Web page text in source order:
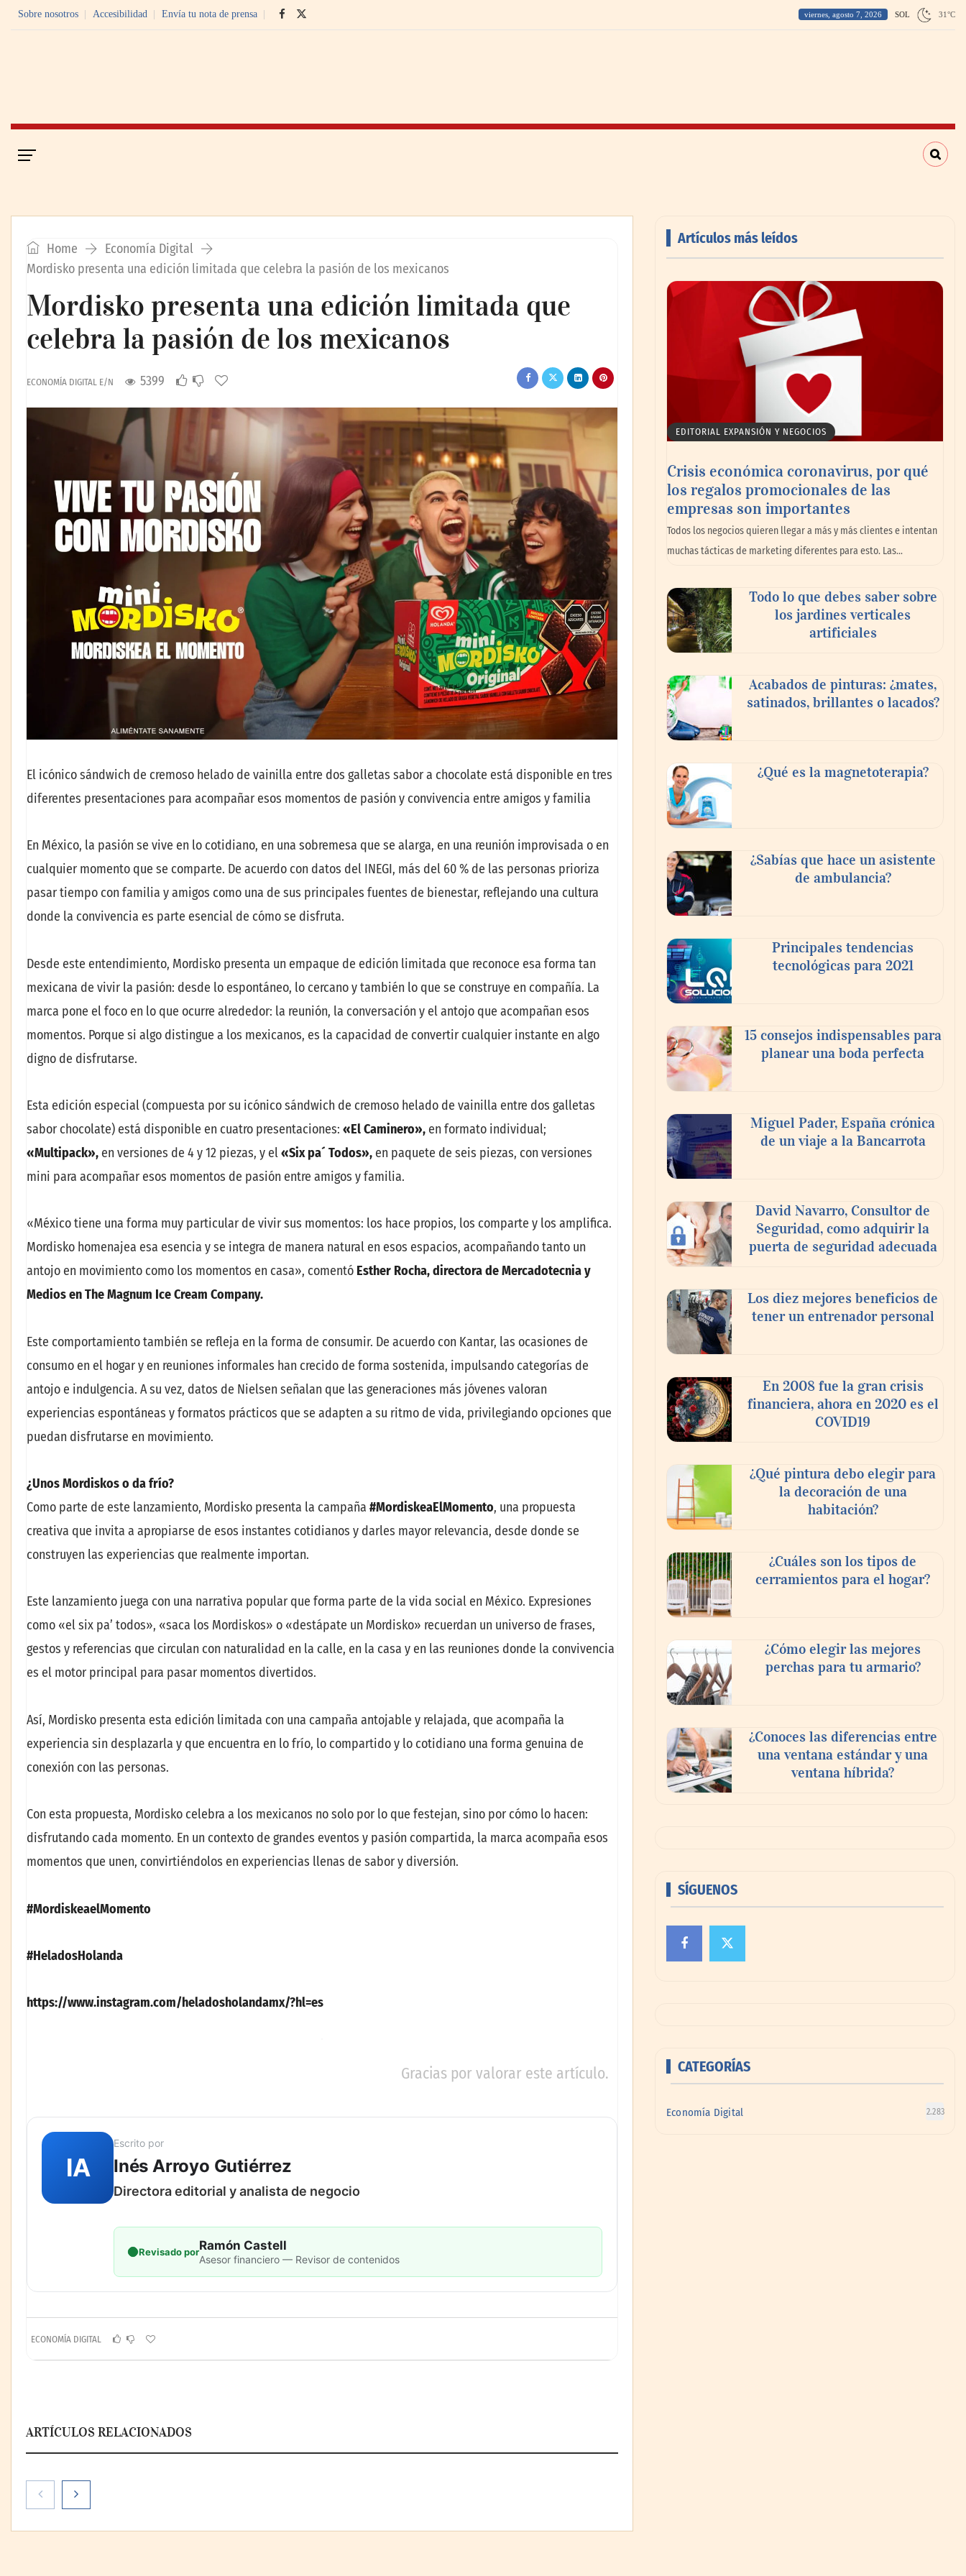
Sobre nosotros Accesibilidad Envía tu nota de prensa viernes, agosto 7, 2026 SOL 31°C
Home
Economía Digital
Mordisko presenta una edición limitada que celebra la pasión de los mexicanos
Mordisko presenta una edición limitada que
celebra la pasión de los mexicanos
ECONOMÍA DIGITAL E/N 5399
El icónico sándwich de cremoso helado de vainilla entre dos galletas sabor a chocolate está disponible en tres
diferentes presentaciones para acompañar esos momentos de pasión y convivencia entre amigos y familia
En México, la pasión se vive en lo cotidiano, en una sobremesa que se alarga, en una reunión improvisada o en
cualquier momento que se comparte. De acuerdo con datos del INEGI, más del 60 % de las personas prioriza
pasar tiempo con familia y amigos como una de sus principales fuentes de bienestar, reflejando una cultura
donde la convivencia es parte esencial de cómo se disfruta.
Desde este entendimiento, Mordisko presenta un empaque de edición limitada que reconoce esa forma tan
mexicana de vivir la pasión: desde lo espontáneo, lo cercano y también lo que se construye en compañía. La
marca pone el foco en lo que ocurre alrededor: la reunión, la conversación y el antojo que acompañan esos
momentos. Porque si algo distingue a los mexicanos, es la capacidad de convertir cualquier instante en algo
digno de disfrutarse.
Esta edición especial (compuesta por su icónico sándwich de cremoso helado de vainilla entre dos galletas
sabor chocolate) está disponible en cuatro presentaciones: «El Caminero», en formato individual;
«Multipack», en versiones de 4 y 12 piezas, y el«Six pa´ Todos», en paquete de seis piezas, con versiones
mini para acompañar esos momentos de pasión entre amigos y familia.
«México tiene una forma muy particular de vivir sus momentos: los hace propios, los comparte y los amplifica.
Mordisko homenajea esa esencia y se integra de manera natural en esos espacios, acompañando tanto un
antojo en movimiento como los momentos en casa», comentó Esther Rocha, directora de Mercadotecnia y
Medios en The Magnum Ice Cream Company.
Este comportamiento también se refleja en la forma de consumir. De acuerdo con Kantar, las ocasiones de
consumo en el hogar y en reuniones informales han crecido de forma sostenida, impulsando categorías de
antojo e indulgencia. A su vez, datos de Nielsen señalan que las generaciones más jóvenes valoran
experiencias espontáneas y formatos prácticos que se adapten a su ritmo de vida, privilegiando opciones que
puedan disfrutarse en movimiento.
¿Unos Mordiskos o da frío?
Como parte de este lanzamiento, Mordisko presenta la campaña #MordiskeaElMomento, una propuesta
creativa que invita a apropiarse de esos instantes cotidianos y darles mayor relevancia, desde donde se
construyen las experiencias que realmente importan.
Este lanzamiento juega con una narrativa popular que forma parte de la vida social en México. Expresiones
como «el six pa’ todos», «saca los Mordiskos» o «destápate un Mordisko» recuerdan un universo de frases,
gestos y referencias que circulan con naturalidad en la calle, en la casa y en las reuniones donde la convivencia
es el motor principal para pasar momentos divertidos.
Así, Mordisko presenta esta edición limitada con una campaña antojable y relajada, que acompaña la
experiencia sin desplazarla y que encuentra en lo frío, lo compartido y lo cotidiano una forma genuina de
conexión con las personas.
Con esta propuesta, Mordisko celebra a los mexicanos no solo por lo que festejan, sino por cómo lo hacen:
disfrutando cada momento. En un contexto de grandes eventos y pasión compartida, la marca acompaña esos
momentos que unen, convirtiéndolos en experiencias llenas de sabor y diversión.
#MordiskeaelMomento
#HeladosHolanda
https://www.instagram.com/heladosholandamx/?hl=es
Gracias por valorar este artículo.
IA
Escrito por
Inés Arroyo Gutiérrez
Directora editorial y analista de negocio
Revisado porRamón Castell
Asesor financiero — Revisor de contenidos
ECONOMÍA DIGITAL
ARTÍCULOS RELACIONADOS
Artículos más leídos
EDITORIAL EXPANSIÓN Y NEGOCIOS
Crisis económica coronavirus, por qué
los regalos promocionales de las
empresas son importantes
Todos los negocios quieren llegar a más y más clientes e intentan
muchas tácticas de marketing diferentes para esto. Las…
Todo lo que debes saber sobre
los jardines verticales
artificiales
Acabados de pinturas: ¿mates,
satinados, brillantes o lacados?
¿Qué es la magnetoterapia?
¿Sabías que hace un asistente
de ambulancia?
Principales tendencias
tecnológicas para 2021
15 consejos indispensables para
planear una boda perfecta
Miguel Pader, España crónica
de un viaje a la Bancarrota
David Navarro, Consultor de
Seguridad, como adquirir la
puerta de seguridad adecuada
Los diez mejores beneficios de
tener un entrenador personal
En 2008 fue la gran crisis
financiera, ahora en 2020 es el
COVID19
¿Qué pintura debo elegir para
la decoración de una
habitación?
¿Cuáles son los tipos de
cerramientos para el hogar?
¿Cómo elegir las mejores
perchas para tu armario?
¿Conoces las diferencias entre
una ventana estándar y una
ventana híbrida?
SÍGUENOS
CATEGORÍAS
Economía Digital 2.283